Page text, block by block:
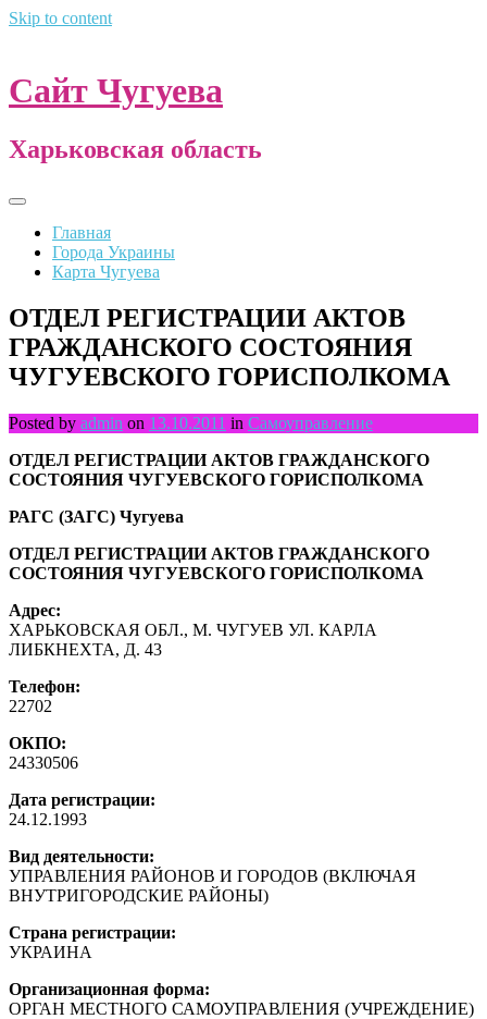
Skip to content
Сайт Чугуева
Харьковская область
Главная
Города Украины
Карта Чугуева
ОТДЕЛ РЕГИСТРАЦИИ АКТОВ
ГРАЖДАНСКОГО СОСТОЯНИЯ
ЧУГУЕВСКОГО ГОРИСПОЛКОМА
Posted by admin on 13.10.2011 in Самоуправление
ОТДЕЛ РЕГИСТРАЦИИ АКТОВ ГРАЖДАНСКОГО
СОСТОЯНИЯ ЧУГУЕВСКОГО ГОРИСПОЛКОМА
РАГС (ЗАГС) Чугуева
ОТДЕЛ РЕГИСТРАЦИИ АКТОВ ГРАЖДАНСКОГО
СОСТОЯНИЯ ЧУГУЕВСКОГО ГОРИСПОЛКОМА
Адрес:
ХАРЬКОВСКАЯ ОБЛ., М. ЧУГУЕВ УЛ. КАРЛА
ЛИБКНЕХТА, Д. 43
Телефон:
22702
ОКПО:
24330506
Дата регистрации:
24.12.1993
Вид деятельности:
УПРАВЛЕНИЯ РАЙОНОВ И ГОРОДОВ (ВКЛЮЧАЯ
ВНУТРИГОРОДСКИЕ РАЙОНЫ)
Страна регистрации:
УКРАИНА
Организационная форма:
ОРГАН МЕСТНОГО САМОУПРАВЛЕНИЯ (УЧРЕЖДЕНИЕ)